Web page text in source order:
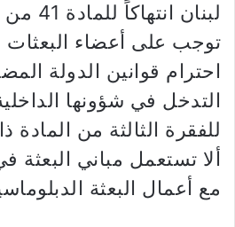
لبنان
توجب على أعضاء البعثات
احترام قوانين الدولة
التدخل في شؤونها
للفقرة الثالثة من المادة
ألا تستعمل مباني البعثة
مع أعمال البعثة